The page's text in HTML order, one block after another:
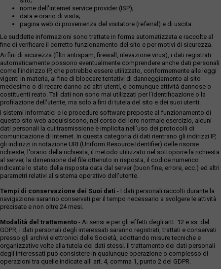
nome dell'internet service provider (ISP);
data e orario di visita;
pagina web di provenienza del visitatore (referral) e di uscita.
Le suddette informazioni sono trattate in forma automatizzata e raccolte al
fine di verificare il corretto funzionamento del sito e per motivi di sicurezza.
Ai fini di sicurezza (filtri antispam, firewall, rilevazione virus), i dati registrati
automaticamente possono eventualmente comprendere anche dati personali
come l'indirizzo IP, che potrebbe essere utilizzato, conformemente alle leggi
vigenti in materia, al fine di bloccare tentativi di danneggiamento al sito
medesimo o di recare danno ad altri utenti, o comunque attività dannose o
costituenti reato. Tali dati non sono mai utilizzati per l'identificazione o la
profilazione dell'utente, ma solo a fini di tutela del sito e dei suoi utenti.
I sistemi informatici e le procedure software preposte al funzionamento di
questo sito web acquisiscono, nel corso del loro normale esercizio, alcuni
dati personali la cui trasmissione è implicita nell'uso dei protocolli di
comunicazione di Internet. In questa categoria di dati rientrano gli indirizzi IP,
gli indirizzi in notazione URI (Uniform Resource Identifier) delle risorse
richieste, l'orario della richiesta, il metodo utilizzato nel sottoporre la richiesta
al server, la dimensione del file ottenuto in risposta, il codice numerico
ndicante lo stato della risposta data dal server (buon fine, errore, ecc.) ed altri
parametri relativi al sistema operativo dell'utente.
Tempi di conservazione dei Suoi dati - I dati personali raccolti durante la
navigazione saranno conservati per il tempo necessario a svolgere le attività
precisate e non oltre 24 mesi.
Modalità del trattamento - Ai sensi e per gli effetti degli artt. 12 e ss. del
GDPR, i dati personali degli interessati saranno registrati, trattati e conservati
presso gli archivi elettronici delle Società, adottando misure tecniche e
organizzative volte alla tutela dei dati stessi. Il trattamento dei dati personali
degli interessati può consistere in qualunque operazione o complesso di
operazioni tra quelle indicate all' art. 4, comma 1, punto 2 del GDPR.